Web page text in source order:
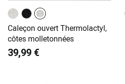
Caleçon ouvert Thermolactyl,
côtes molletonnées
39,99 €